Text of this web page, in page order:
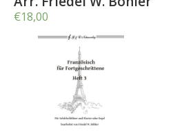
€18,00